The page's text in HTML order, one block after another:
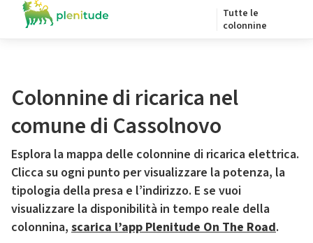
Tutte le
colonnine
Colonnine di ricarica nel
comune di Cassolnovo
Esplora la mappa delle colonnine di ricarica elettrica.
Clicca su ogni punto per visualizzare la potenza, la
tipologia della presa e l’indirizzo. E se vuoi
visualizzare la disponibilità in tempo reale della
colonnina, scarica l’app Plenitude On The Road.